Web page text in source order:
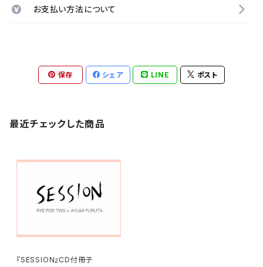
お支払い方法について
保存 シェア LINE ポスト
最近チェックした商品
『SESSION』CD付冊子